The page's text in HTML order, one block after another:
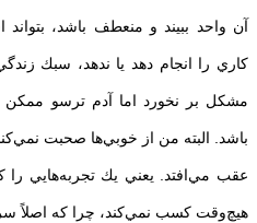
آن واحد ببيند و منعطف باشد،
كاري را انجام دهد يا ندهد، سبك
مشكل بر نخورد اما آدم ترسو
باشد. البته من از خوبي‌ها صحبت
عقب مي‌افتد. يعني يك تجربه‌هايي را
هيچ‌وقت كسب نمي‌كند، چرا كه اصلاً